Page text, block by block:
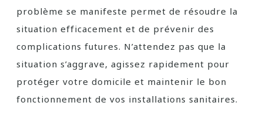
problème se manifeste permet de résoudre la
situation efficacement et de prévenir des
complications futures. N’attendez pas que la
situation s’aggrave, agissez rapidement pour
protéger votre domicile et maintenir le bon
fonctionnement de vos installations sanitaires.